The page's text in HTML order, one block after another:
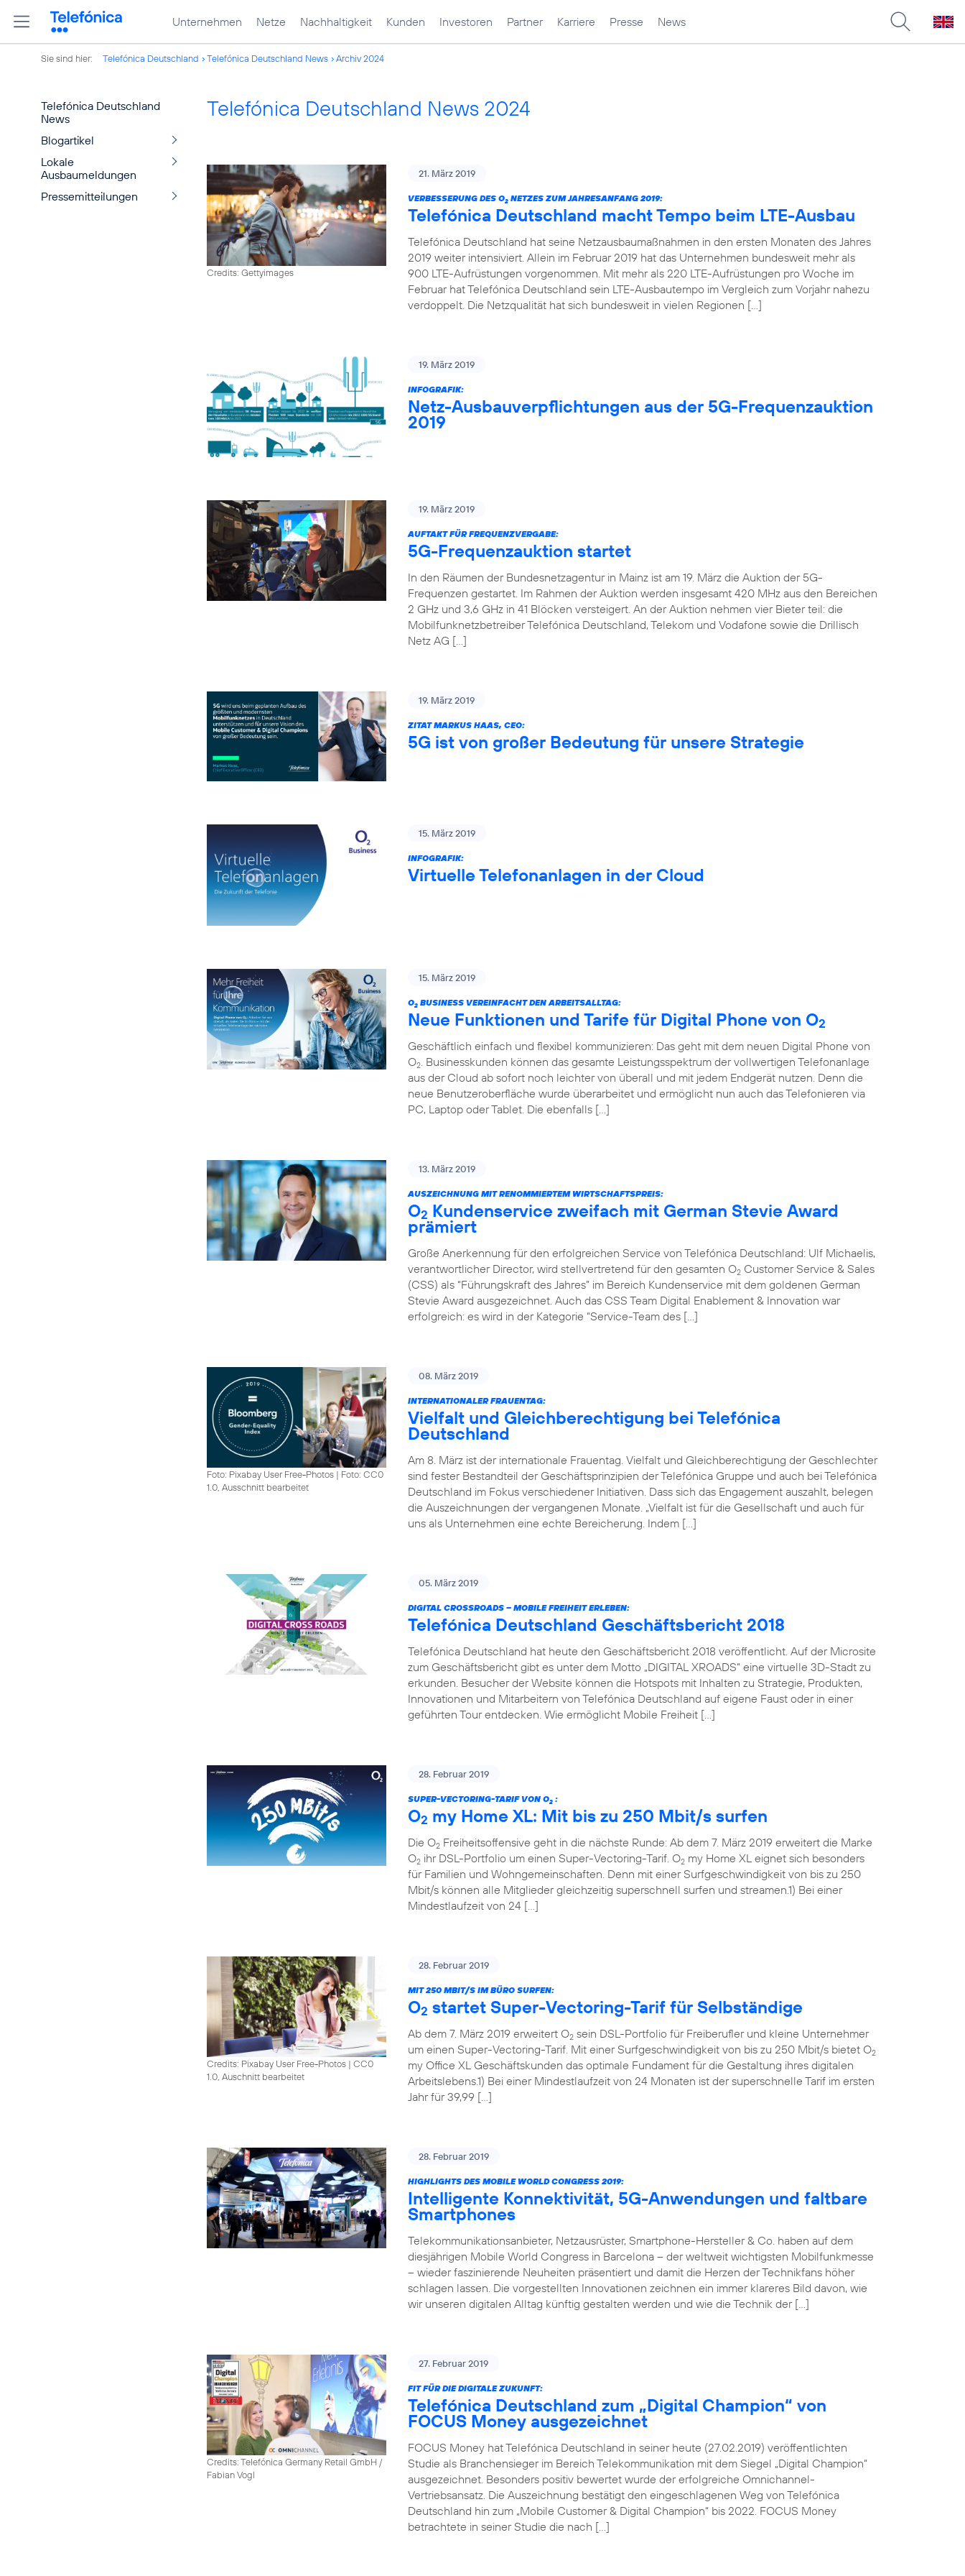
Unternehmen Netze Nachhaltigkeit Kunden Investoren Partner Karriere Presse News
Sie sind hier: Telefónica Deutschland Telefónica Deutschland News Archiv 2024
Telefónica Deutschland
News
Blogartikel
Lokale
Ausbaumeldungen
Pressemitteilungen
Telefónica Deutschland News 2024
Credits: Gettyimages
21. März 2019
VERBESSERUNG DES O2 NETZES ZUM JAHRESANFANG 2019:
Telefónica Deutschland macht Tempo beim LTE-Ausbau
Telefónica Deutschland hat seine Netzausbaumaßnahmen in den ersten Monaten des Jahres
2019 weiter intensiviert. Allein im Februar 2019 hat das Unternehmen bundesweit mehr als
900 LTE-Aufrüstungen vorgenommen. Mit mehr als 220 LTE-Aufrüstungen pro Woche im
Februar hat Telefónica Deutschland sein LTE-Ausbautempo im Vergleich zum Vorjahr nahezu
verdoppelt. Die Netzqualität hat sich bundesweit in vielen Regionen […]
19. März 2019
INFOGRAFIK:
Netz-Ausbauverpflichtungen aus der 5G-Frequenzauktion
2019
19. März 2019
AUFTAKT FÜR FREQUENZVERGABE:
5G-Frequenzauktion startet
In den Räumen der Bundesnetzagentur in Mainz ist am 19. März die Auktion der 5G-
Frequenzen gestartet. Im Rahmen der Auktion werden insgesamt 420 MHz aus den Bereichen
2 GHz und 3,6 GHz in 41 Blöcken versteigert. An der Auktion nehmen vier Bieter teil: die
Mobilfunknetzbetreiber Telefónica Deutschland, Telekom und Vodafone sowie die Drillisch
Netz AG […]
19. März 2019
ZITAT MARKUS HAAS, CEO:
5G ist von großer Bedeutung für unsere Strategie
15. März 2019
INFOGRAFIK:
Virtuelle Telefonanlagen in der Cloud
15. März 2019
O2 BUSINESS VEREINFACHT DEN ARBEITSALLTAG:
Neue Funktionen und Tarife für Digital Phone von O2
Geschäftlich einfach und flexibel kommunizieren: Das geht mit dem neuen Digital Phone von
O2 . Businesskunden können das gesamte Leistungsspektrum der vollwertigen Telefonanlage
aus der Cloud ab sofort noch leichter von überall und mit jedem Endgerät nutzen. Denn die
neue Benutzeroberfläche wurde überarbeitet und ermöglicht nun auch das Telefonieren via
PC, Laptop oder Tablet. Die ebenfalls […]
13. März 2019
AUSZEICHNUNG MIT RENOMMIERTEM WIRTSCHAFTSPREIS:
O2 Kundenservice zweifach mit German Stevie Award
prämiert
Große Anerkennung für den erfolgreichen Service von Telefónica Deutschland: Ulf Michaelis,
verantwortlicher Director, wird stellvertretend für den gesamten O2 Customer Service & Sales
(CSS) als “Führungskraft des Jahres” im Bereich Kundenservice mit dem goldenen German
Stevie Award ausgezeichnet. Auch das CSS Team Digital Enablement & Innovation war
erfolgreich: es wird in der Kategorie “Service-Team des […]
Foto: Pixabay User Free-Photos | Foto: CC0
1.0, Ausschnitt bearbeitet
08. März 2019
INTERNATIONALER FRAUENTAG:
Vielfalt und Gleichberechtigung bei Telefónica
Deutschland
Am 8. März ist der internationale Frauentag. Vielfalt und Gleichberechtigung der Geschlechter
sind fester Bestandteil der Geschäftsprinzipien der Telefónica Gruppe und auch bei Telefónica
Deutschland im Fokus verschiedener Initiativen. Dass sich das Engagement auszahlt, belegen
die Auszeichnungen der vergangenen Monate. „Vielfalt ist für die Gesellschaft und auch für
uns als Unternehmen eine echte Bereicherung. Indem […]
05. März 2019
DIGITAL CROSSROADS – MOBILE FREIHEIT ERLEBEN:
Telefónica Deutschland Geschäftsbericht 2018
Telefónica Deutschland hat heute den Geschäftsbericht 2018 veröffentlicht. Auf der Microsite
zum Geschäftsbericht gibt es unter dem Motto „DIGITAL XROADS“ eine virtuelle 3D-Stadt zu
erkunden. Besucher der Website können die Hotspots mit Inhalten zu Strategie, Produkten,
Innovationen und Mitarbeitern von Telefónica Deutschland auf eigene Faust oder in einer
geführten Tour entdecken. Wie ermöglicht Mobile Freiheit […]
28. Februar 2019
SUPER-VECTORING-TARIF VON O2 :
O2 my Home XL: Mit bis zu 250 Mbit/s surfen
Die O2 Freiheitsoffensive geht in die nächste Runde: Ab dem 7. März 2019 erweitert die Marke
O2 ihr DSL-Portfolio um einen Super-Vectoring-Tarif. O2 my Home XL eignet sich besonders
für Familien und Wohngemeinschaften. Denn mit einer Surfgeschwindigkeit von bis zu 250
Mbit/s können alle Mitglieder gleichzeitig superschnell surfen und streamen.1) Bei einer
Mindestlaufzeit von 24 […]
Credits: Pixabay User Free-Photos | CC0
1.0, Auschnitt bearbeitet
28. Februar 2019
MIT 250 MBIT/S IM BÜRO SURFEN:
O2 startet Super-Vectoring-Tarif für Selbständige
Ab dem 7. März 2019 erweitert O2 sein DSL-Portfolio für Freiberufler und kleine Unternehmer
um einen Super-Vectoring-Tarif. Mit einer Surfgeschwindigkeit von bis zu 250 Mbit/s bietet O2
my Office XL Geschäftskunden das optimale Fundament für die Gestaltung ihres digitalen
Arbeitslebens.1) Bei einer Mindestlaufzeit von 24 Monaten ist der superschnelle Tarif im ersten
Jahr für 39,99 […]
28. Februar 2019
HIGHLIGHTS DES MOBILE WORLD CONGRESS 2019:
Intelligente Konnektivität, 5G-Anwendungen und faltbare
Smartphones
Telekommunikationsanbieter, Netzausrüster, Smartphone-Hersteller & Co. haben auf dem
diesjährigen Mobile World Congress in Barcelona – der weltweit wichtigsten Mobilfunkmesse
– wieder faszinierende Neuheiten präsentiert und damit die Herzen der Technikfans höher
schlagen lassen. Die vorgestellten Innovationen zeichnen ein immer klareres Bild davon, wie
wir unseren digitalen Alltag künftig gestalten werden und wie die Technik der […]
Credits: Telefónica Germany Retail GmbH /
Fabian Vogl
27. Februar 2019
FIT FÜR DIE DIGITALE ZUKUNFT:
Telefónica Deutschland zum „Digital Champion“ von
FOCUS Money ausgezeichnet
FOCUS Money hat Telefónica Deutschland in seiner heute (27.02.2019) veröffentlichten
Studie als Branchensieger im Bereich Telekommunikation mit dem Siegel „Digital Champion“
ausgezeichnet. Besonders positiv bewertet wurde der erfolgreiche Omnichannel-
Vertriebsansatz. Die Auszeichnung bestätigt den eingeschlagenen Weg von Telefónica
Deutschland hin zum „Mobile Customer & Digital Champion“ bis 2022. FOCUS Money
betrachtete in seiner Studie die nach […]